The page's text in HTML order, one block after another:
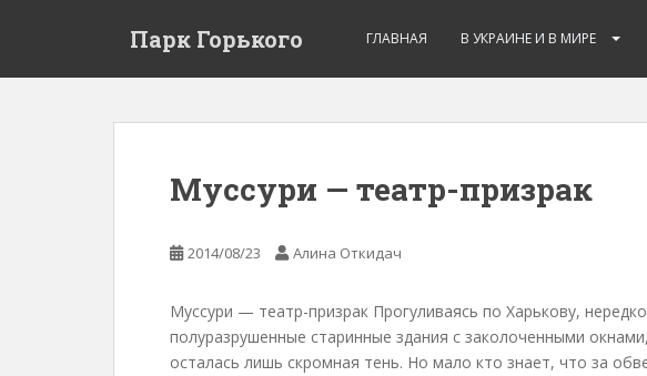
Парк Горького ГЛАВНАЯ В УКРАИНЕ И В МИРЕ
Муссури — театр-призрак
2014/08/23 Алина Откидач
Муссури — театр-призрак Прогуливаясь по Харькову,
полуразрушенные старинные здания с заколоченными
осталась лишь скромная тень. Но мало кто знает, что за